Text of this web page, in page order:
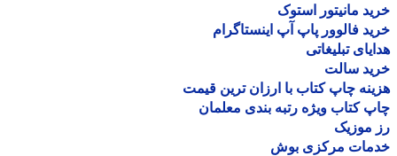
مانیتور استوک
فالوور پاپ آپ اینستاگرام
تبلیغاتی
سالت
چاپ کتاب با ارزان ترین قیمت
کتاب ویژه رتبه بندی معلمان
موزیک
مرکزی بوش